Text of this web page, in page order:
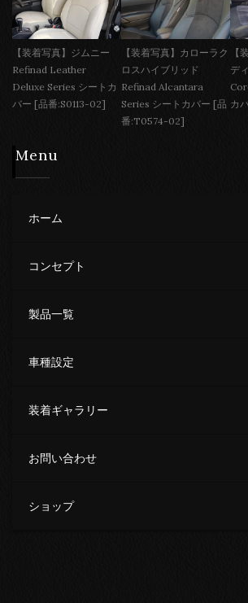
【装着写真】ジムニー
Refinad Leather
Deluxe Series シートカ
バー [品番:S0113-02]
【装着写真】カローラク
ロスハイブリッド
Refinad Alcantara
Series シートカバー [品
番:T0574-02]
【
デ
カ
Menu
ホーム
コンセプト
製品一覧
車種設定
装着ギャラリー
お問い合わせ
ショップ